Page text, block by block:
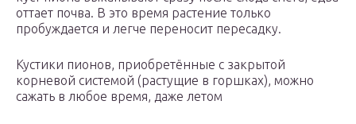
оттает почва. В это время растение только
пробуждается и легче переносит пересадку.
Кустики пионов, приобретённые с закрытой
корневой системой (растущие в горшках), можно
сажать в любое время, даже летом